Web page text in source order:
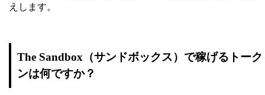
えします。
The Sandbox（サンドボックス）で稼げるトーク
ンは何ですか？